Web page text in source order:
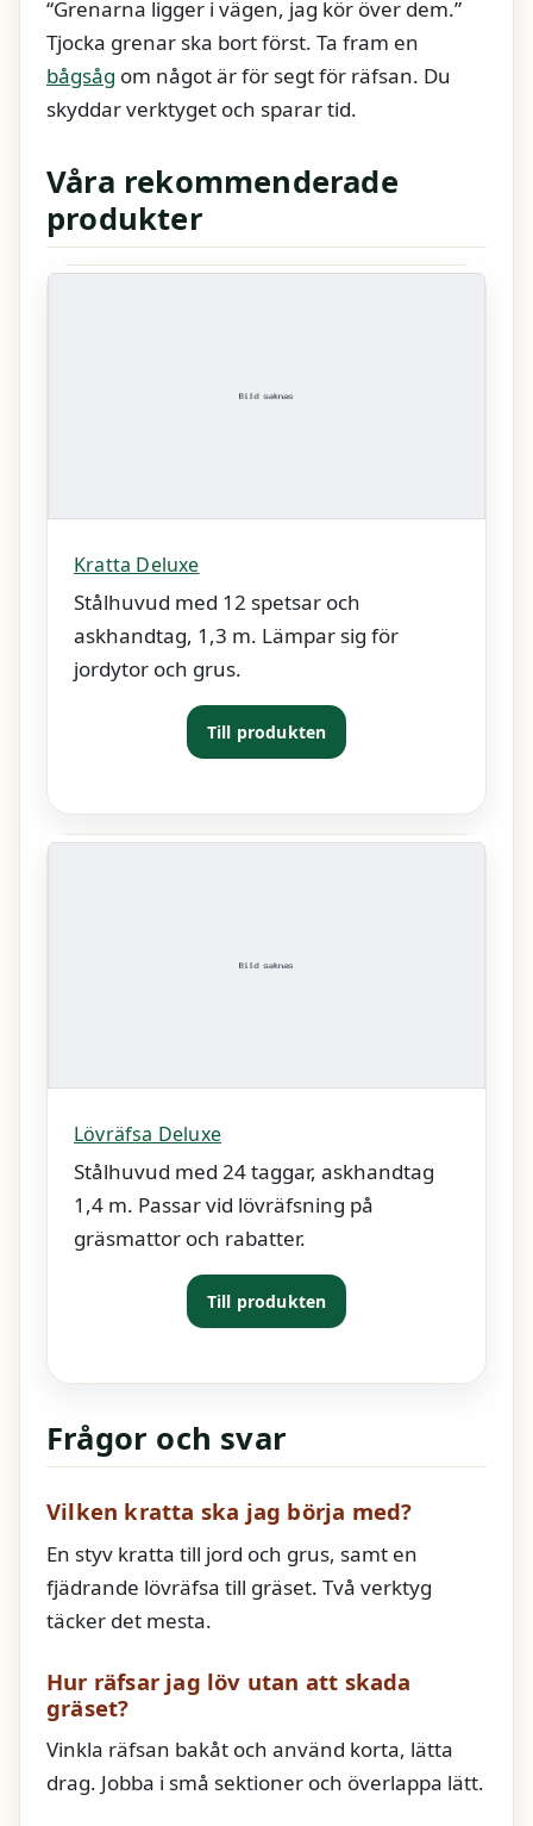
“Grenarna ligger i vägen, jag kör över dem.”
Tjocka grenar ska bort först. Ta fram en
bågsåg om något är för segt för räfsan. Du
skyddar verktyget och sparar tid.
Våra rekommenderade
produkter
Kratta Deluxe
Stålhuvud med 12 spetsar och
askhandtag, 1,3 m. Lämpar sig för
jordytor och grus.
Till produkten
Lövräfsa Deluxe
Stålhuvud med 24 taggar, askhandtag
1,4 m. Passar vid lövräfsning på
gräsmattor och rabatter.
Till produkten
Frågor och svar
Vilken kratta ska jag börja med?
En styv kratta till jord och grus, samt en
fjädrande lövräfsa till gräset. Två verktyg
täcker det mesta.
Hur räfsar jag löv utan att skada
gräset?
Vinkla räfsan bakåt och använd korta, lätta
drag. Jobba i små sektioner och överlappa lätt.